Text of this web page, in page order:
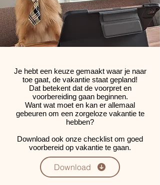
Je hebt een keuze gemaakt waar je naar
toe gaat, de vakantie staat gepland!
Dat betekent dat de voorpret en
voorbereiding gaan beginnen.
Want wat moet en kan er allemaal
gebeuren om een zorgeloze vakantie te
hebben?
Download ook onze checklist om goed
voorbereid op vakantie te gaan.
Download